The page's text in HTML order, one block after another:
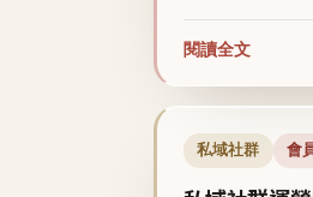
閱讀全文
私域社群 會